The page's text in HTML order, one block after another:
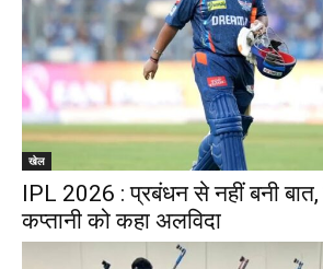
खेल
IPL 2026 : प्रबंधन से नहीं बनी
कप्तानी को कहा अलविदा